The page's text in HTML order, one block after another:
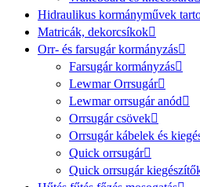
Hidraulikus kormányművek
Matricák, dekorcsíkok
Orr- és farsugár kormányzás
Farsugár kormányzás
Lewmar Orrsugár
Lewmar orrsugár anód
Orrsugár csövek
Orrsugár kábelek és
Quick orrsugár
Quick orrsugár